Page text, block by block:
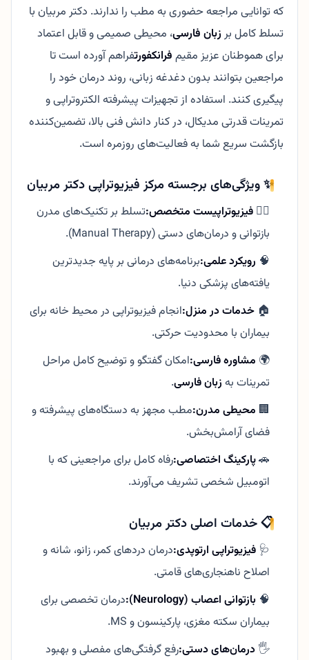
که توانایی مراجعه حضوری به مطب را ندارند. دکتر مربیان با
تسلط کامل برزبان فارسی، محیطی صمیمی و قابل اعتماد
برای هموطنان عزیز مقیمفرانکفورتفراهم آورده است تا
مراجعین بتوانند بدون دغدغه زبانی، روند درمان خود را
پیگیری کنند. استفاده از تجهیزات پیشرفته الکتروتراپی و
تمرینات قدرتی مدیکال، در کنار دانش فنی بالا، تضمین‌کننده
بازگشت سریع شما به فعالیت‌های روزمره است.
✨ ویژگی‌های برجسته مرکز فیزیوتراپی دکتر مربیان
👨‍⚕️ فیزیوتراپیست متخصص:تسلط بر تکنیک‌های مدرن
بازتوانی و درمان‌های دستی (Manual Therapy).
🧠 رویکرد علمی:برنامه‌های درمانی بر پایه جدیدترین
یافته‌های پزشکی دنیا.
🏠 خدمات در منزل:انجام فیزیوتراپی در محیط خانه برای
بیماران با محدودیت حرکتی.
🌍 مشاوره فارسی:امکان گفتگو و توضیح کامل مراحل
تمرینات به زبان فارسی.
🏢 محیطی مدرن:مطب مجهز به دستگاه‌های پیشرفته و
فضای آرامش‌بخش.
🚗پارکینگ اختصاصی:رفاه کامل برای مراجعینی که با
اتومبیل شخصی تشریف می‌آورند.
📋 خدمات اصلی دکتر مربیان
🩺 فیزیوتراپی ارتوپدی:درمان دردهای کمر، زانو، شانه و
اصلاح ناهنجاری‌های قامتی.
🧠 بازتوانی اعصاب (Neurology):
درمان تخصصی برای
بیماران سکته مغزی، پارکینسون و MS.
🖐️ درمان‌های دستی:رفع گرفتگی‌های مفصلی و بهبود